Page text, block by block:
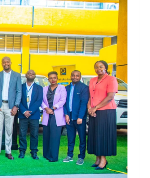
Na Maisha Ya Familia Yangu, Mpaka
Mpaka Tiba Ya Asili
WALIMU WENYE UMAHIRI NA MAADILI